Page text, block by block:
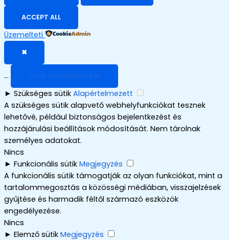
ACCEPT ALL
Üzemelteti
✖
... TÖBB MEGJELENÍTÉSE
► Szükséges sütik Alapértelmezett
A szükséges sütik alapvető webhelyfunkciókat tesznek
lehetővé, például biztonságos bejelentkezést és
hozzájárulási beállítások módosítását. Nem tárolnak
személyes adatokat.
Nincs
► Funkcionális sütik Megjegyzés
A funkcionális sütik támogatják az olyan funkciókat, mint a
tartalommegosztás a közösségi médiában, visszajelzések
gyűjtése és harmadik féltől származó eszközök
engedélyezése.
Nincs
► Elemző sütik Megjegyzés